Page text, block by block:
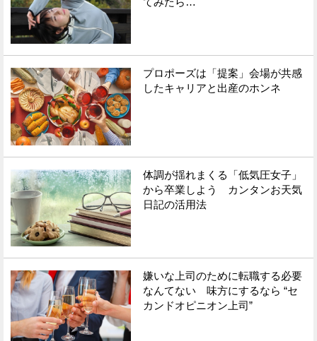
プロポーズは「提案」会場が共感
したキャリアと出産のホンネ
体調が揺れまくる「低気圧女子」
から卒業しよう カンタンお天気
日記の活用法
嫌いな上司のために転職する必要
なんてない 味方にするなら “セ
カンドオピニオン上司”